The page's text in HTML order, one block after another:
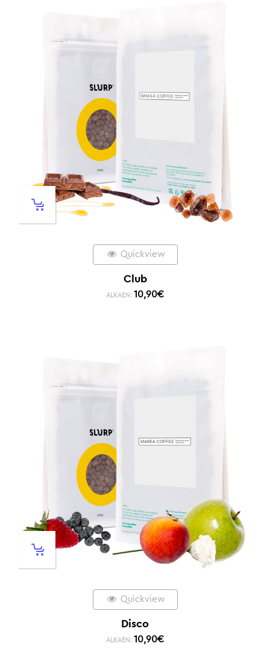
Quickview
Club
ALKAEN: 10,90€
Quickview
Disco
ALKAEN: 10,90€